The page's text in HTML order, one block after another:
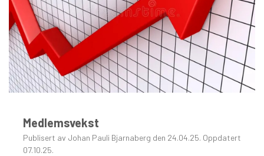
Medlemsvekst
Publisert av Johan Pauli Bjarnaberg den 24.04.25. Oppdatert
07.10.25.